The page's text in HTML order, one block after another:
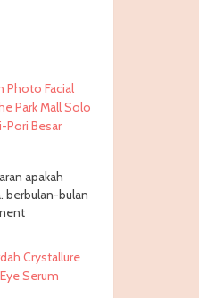
Photo Facial
Park Mall Solo
Pori Besar
apakah
berbulan-bulan
Crystallure
Serum